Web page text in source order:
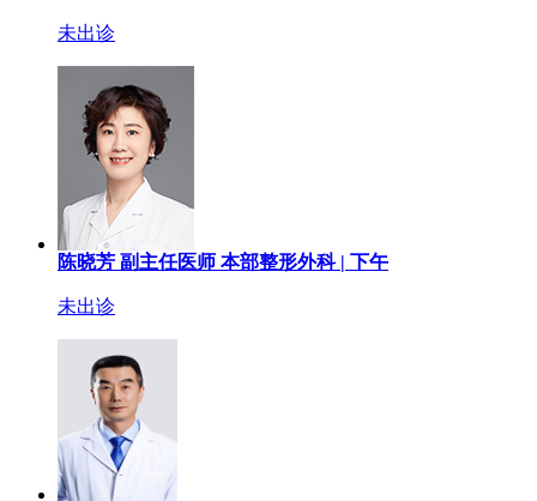
未出诊
陈晓芳 副主任医师 本部整形外科 | 下午
未出诊